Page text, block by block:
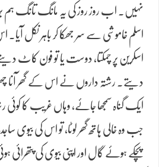
نہیں۔ اب روز روز کی یہ مانگ تانگ ہم
اسلم خاموشی سے سر جھکا کر باہر نکل
اسکرین پر چمکتا، دوست یا تو فون کاٹ
دیتے۔ رشتہ داروں نے اس کے گھر آنا
ایک گناہ سمجھا جائے، وہاں غریب کا کوئی
جب وہ خالی ہاتھ گھر لوٹا، تو اس کی بیوی
پچکے ہوئے گال اور اپنی بیوی کی پتھرائی